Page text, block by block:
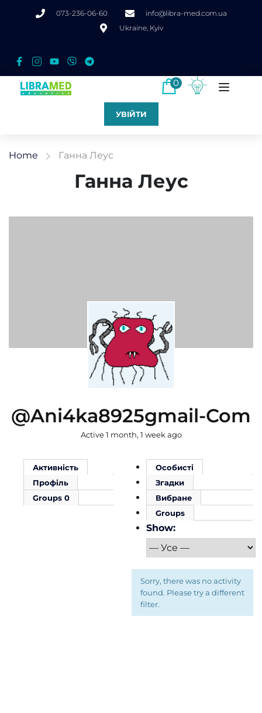
073-236-06-60
info@libra-med.com.ua
Ukraine, Kyiv
0
УВІЙТИ
Home Ганна Леус
Ганна Леус
@ani4ka8925gmail-Com
Active 1 month, 1 week ago
Активність
Профіль
Groups 0
Особисті
Згадки
Вибране
Groups
Show:
Sorry, there was no activity
found. Please try a different
filter.